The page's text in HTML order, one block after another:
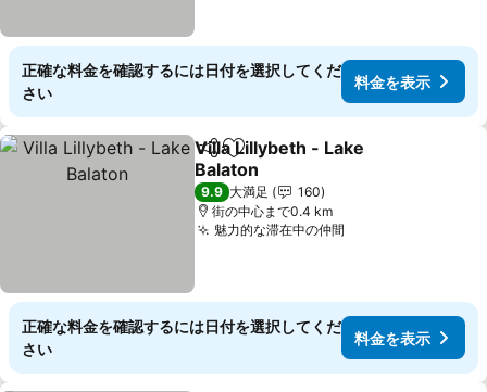
正確な料金を確認するには日付を選択してくだ
さい
料金を表示
シェアお気に入りに追加
Villa Lillybeth - Lake
Balaton
料金を表示
9.9 大満足
160
街の中心まで0.4 km
魅力的な滞在中の仲間
正確な料金を確認するには日付を選択してくだ
さい
料金を表示